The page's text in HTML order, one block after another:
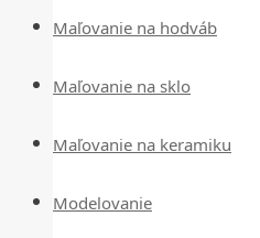
Maľovanie na hodváb
Maľovanie na sklo
Maľovanie na keramiku
Modelovanie